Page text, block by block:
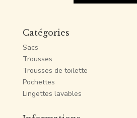
Catégories
Sacs
Trousses
Trousses de toilette
Pochettes
Lingettes lavables